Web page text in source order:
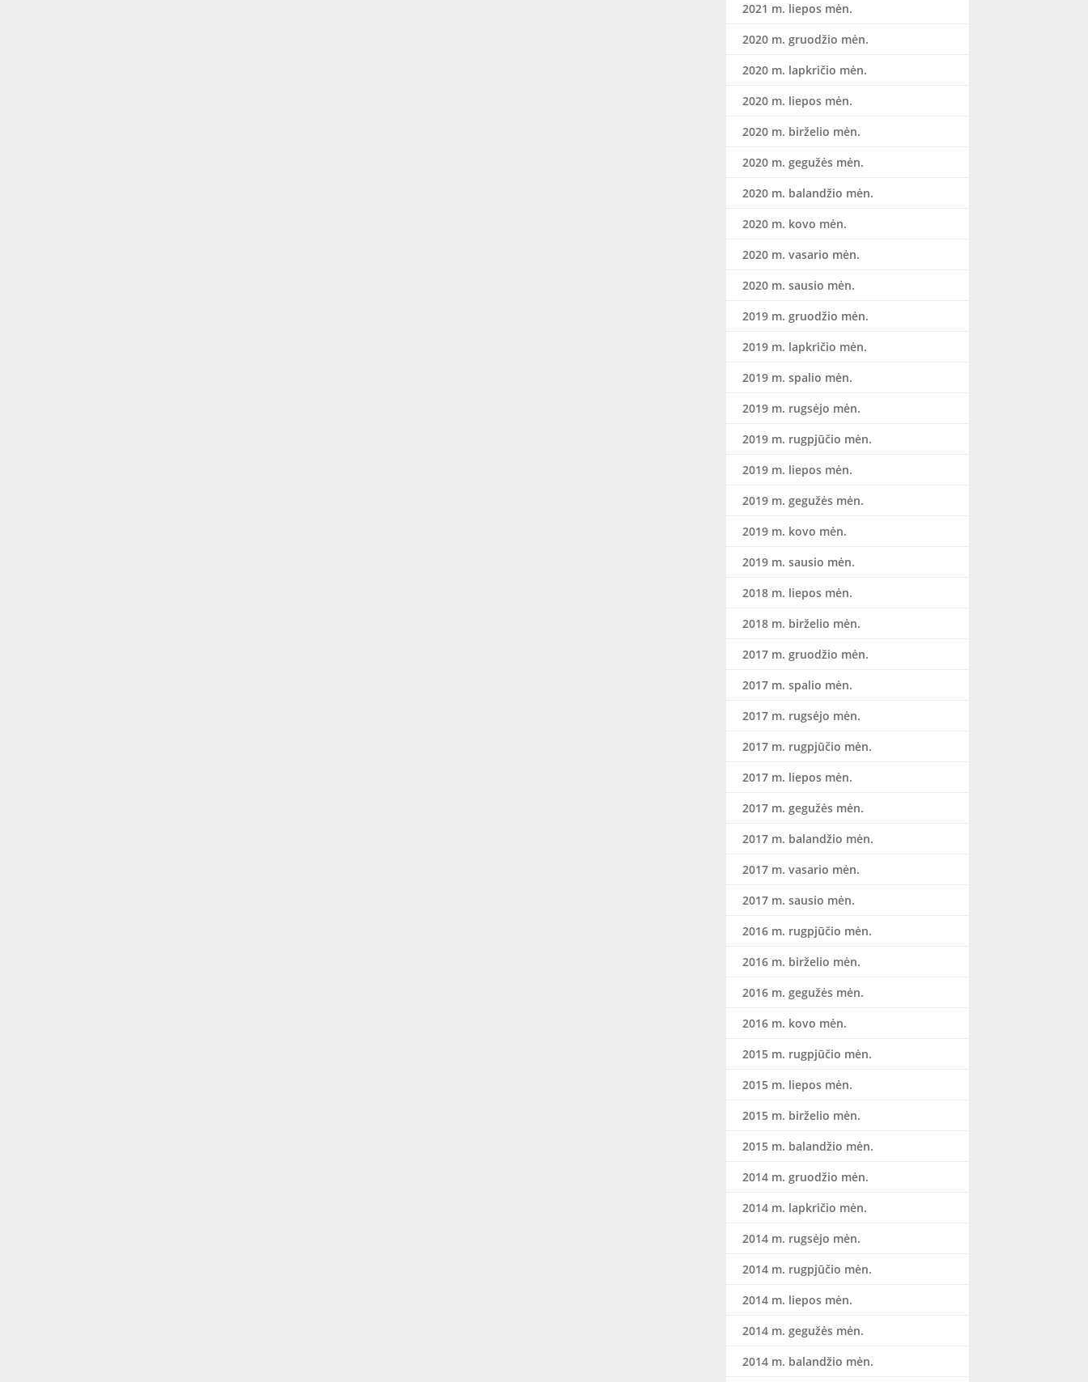
2021 m. liepos mėn.
2020 m. gruodžio mėn.
2020 m. lapkričio mėn.
2020 m. liepos mėn.
2020 m. birželio mėn.
2020 m. gegužės mėn.
2020 m. balandžio mėn.
2020 m. kovo mėn.
2020 m. vasario mėn.
2020 m. sausio mėn.
2019 m. gruodžio mėn.
2019 m. lapkričio mėn.
2019 m. spalio mėn.
2019 m. rugsėjo mėn.
2019 m. rugpjūčio mėn.
2019 m. liepos mėn.
2019 m. gegužės mėn.
2019 m. kovo mėn.
2019 m. sausio mėn.
2018 m. liepos mėn.
2018 m. birželio mėn.
2017 m. gruodžio mėn.
2017 m. spalio mėn.
2017 m. rugsėjo mėn.
2017 m. rugpjūčio mėn.
2017 m. liepos mėn.
2017 m. gegužės mėn.
2017 m. balandžio mėn.
2017 m. vasario mėn.
2017 m. sausio mėn.
2016 m. rugpjūčio mėn.
2016 m. birželio mėn.
2016 m. gegužės mėn.
2016 m. kovo mėn.
2015 m. rugpjūčio mėn.
2015 m. liepos mėn.
2015 m. birželio mėn.
2015 m. balandžio mėn.
2014 m. gruodžio mėn.
2014 m. lapkričio mėn.
2014 m. rugsėjo mėn.
2014 m. rugpjūčio mėn.
2014 m. liepos mėn.
2014 m. gegužės mėn.
2014 m. balandžio mėn.